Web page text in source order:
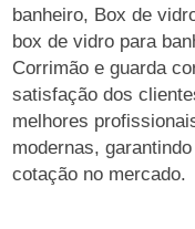
banheiro, Box de
box de vidro para
Corrimão e guarda
satisfação dos
melhores
modernas,
cotação no mercado.